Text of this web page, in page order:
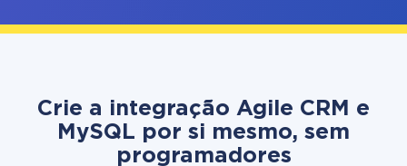
Crie a integração Agile CRM e
MySQL por si mesmo, sem
programadores